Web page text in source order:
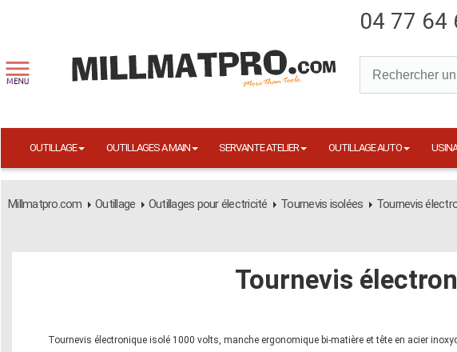
04 77 64
OUTILLAGE OUTILLAGES A MAIN SERVANTE ATELIER OUTILLAGE AUTO
Millmatpro.com Outillage Outillages pour électricité Tournevis isolées Tournevis
Tournevis
Tournevis électronique isolé 1000 volts, manche ergonomique bi-matière et tête en acier